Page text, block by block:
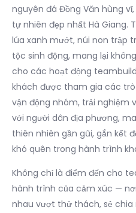
nguyên đá Đồng Văn hùng
tự nhiên đẹp nhất Hà Giang.
lúa xanh mướt, núi non trập
tộc sinh động, mang lại
cho các hoạt động
khách được tham gia các
vận động nhóm, trải nghiệm
với người dân địa phương,
thiên nhiên gần gũi, gắn kết
khó quên trong hành trình
Không chỉ là điểm đến cho
hành trình của cảm xúc —
nhau vượt thử thách, sẻ